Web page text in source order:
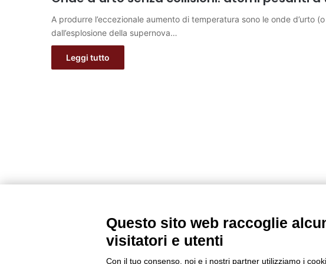
A produrre l’eccezionale aumento di temperatura sono le onde d’urto
dall’esplosione della supernova…
Leggi tutto
Questo sito web raccoglie
visitatori e utenti
Con il tuo consenso, noi e i nostri partner utilizziamo i